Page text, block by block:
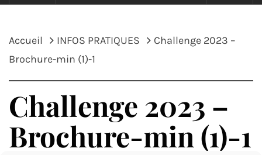
Accueil INFOS PRATIQUES
Challenge 2023 –
Brochure-min (1)-1
Challenge 2023 –
Brochure-min (1)-1